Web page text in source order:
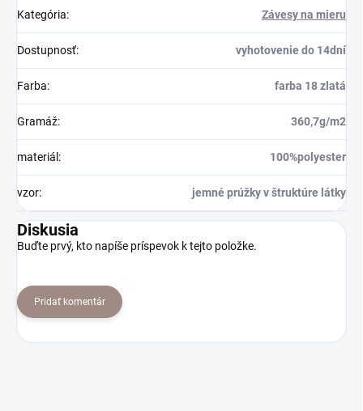
Kategória: Závesy na mieru
Dostupnosť: vyhotovenie do 14dní
Farba: farba 18 zlatá
Gramáž: 360,7g/m2
materiál : 100%polyester
vzor: jemné prúžky v štruktúre látky
Diskusia
Buďte prvý, kto napíše príspevok k tejto položke.
Pridať komentár